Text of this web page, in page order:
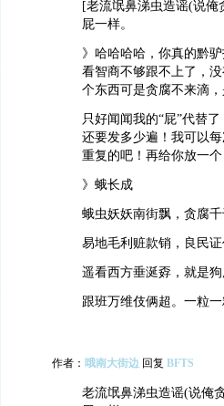
[老流氓鼻涕虫造谣(说
屁一样。
》哈哈哈哈，你真的黔
看智商不够跟不上了，
个东西可是贪腐不来滴，
只好闻闻我的“屁”代替
还要发多少遍！我可以
重复的吧！再给你放一个
》蛾长成
蛾虫妖妖南街飘，贪腐千
易地毛利赃款销，良民证
遥看西方垂涎孬，就是狗
跟班万维伎俩超。一粒一
作者： 哦南大街边 回复 BFTS
老流氓鼻涕虫造谣(说俺